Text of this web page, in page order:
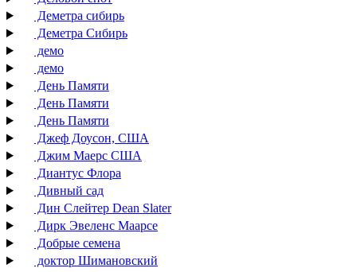
Деметра сибирь
Деметра Сибирь
демо
демо
День Памяти
День Памяти
День Памяти
Джеф Доусон, США
Джим Маерс США
Диантус Флора
Дивный сад
Дин Слейтер Dean Slater
Дирк Эвеленс Маарсе
Добрые семена
доктор Шимановский